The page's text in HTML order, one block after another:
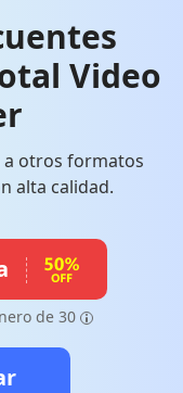
Video
a otros formatos
alta calidad.
de 30